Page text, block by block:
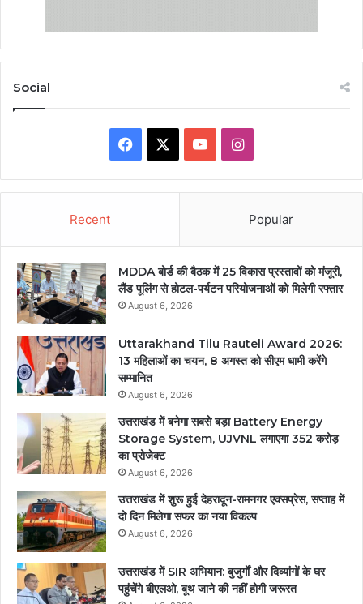
Social
Facebook YouTubeInstagram
Recent Popular
MDDA बोर्ड की बैठक में 25 विकास प्रस्तावों को मंजूरी,
लैंड पूलिंग से होटल-पर्यटन परियोजनाओं को मिलेगी रफ्तार
August 6, 2026
Uttarakhand Tilu Rauteli Award 2026:
13 महिलाओं का चयन, 8 अगस्त को सीएम धामी करेंगे
सम्मानित
August 6, 2026
उत्तराखंड में बनेगा सबसे बड़ा Battery Energy
Storage System, UJVNL लगाएगा 352 करोड़
का प्रोजेक्ट
August 6, 2026
उत्तराखंड में शुरू हुई देहरादून-रामनगर एक्सप्रेस, सप्ताह में
दो दिन मिलेगा सफर का नया विकल्प
August 6, 2026
उत्तराखंड में SIR अभियान: बुजुर्गों और दिव्यांगों के घर
पहुंचेंगे बीएलओ, बूथ जाने की नहीं होगी जरूरत